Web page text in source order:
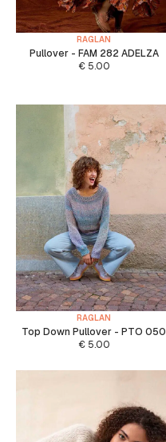
RAGLAN
Pullover - FAM 282 ADELZA
€5.00
RAGLAN
Top Down Pullover - PTO 050
€5.00